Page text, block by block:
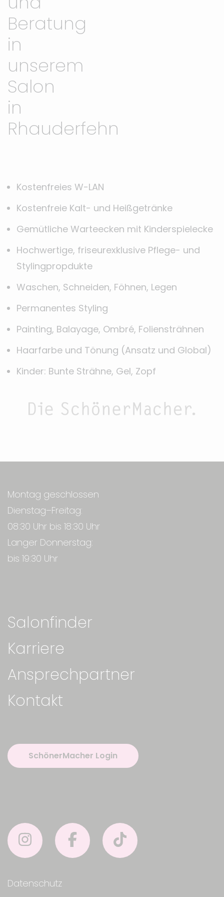
Beratung
in
unserem
Salon
in
Rhauderfehn
Kostenfreies W-LAN
Kostenfreie Kalt- und Heißgetränke
Gemütliche Warteecken mit Kinderspielecke
Hochwertige, friseurexklusive Pflege- und
Stylingpropdukte
Waschen, Schneiden, Föhnen, Legen
Permanentes Styling
Painting, Balayage, Ombré, Foliensträhnen
Haarfarbe und Tönung (Ansatz und Global)
Kinder: Bunte Strähne, Gel, Zopf
Montag geschlossen
Dienstag–Freitag:
08:30 Uhr bis 18:30 Uhr
Langer Donnerstag:
bis 19:30 Uhr
Salonfinder
Karriere
Ansprechpartner
Kontakt
SchönerMacher Login
Datenschutz